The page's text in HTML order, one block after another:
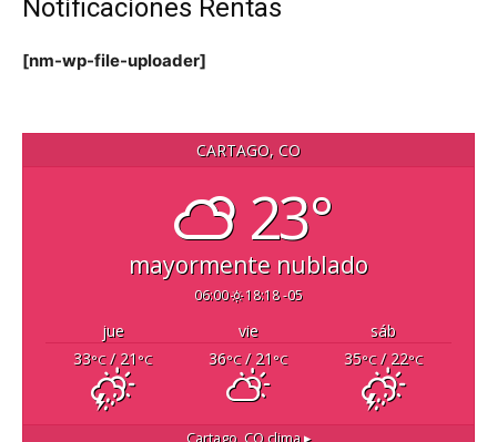
Notificaciones Rentas
[nm-wp-file-uploader]
CARTAGO, CO
23°
mayormente nublado
06:00 18:18 -05
jue vie
sáb
33°C/ 21 °C 36°C/ 21 °C 35°C/ 22°C
Cartago, COclima ▸